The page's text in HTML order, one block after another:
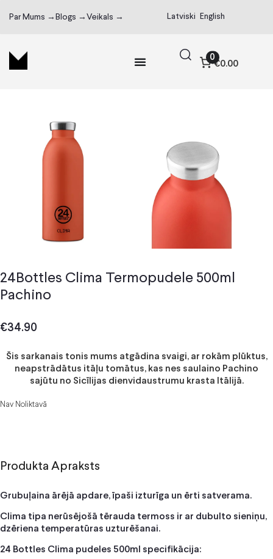
Par Mums → Blogs → Veikals → Latviski English
0
€0.00
24Bottles Clima Termopudele 500ml
Pachino
€34.90
Šis sarkanais tonis mums atgādina svaigi, ar rokām plūktus,
neapstrādātus itāļu tomātus, kas nes saulaino Pachino
sajūtu no Sicīlijas dienvidaustrumu krasta Itālijā.
Nav Noliktavā
Produkta Apraksts
Grubuļaina ārējā apdare, īpaši izturīga un ērti satverama.
Clima tipa nerūsējošā tērauda termoss ir ar dubulto sieniņu,
dzēriena temperatūras uzturēšanai.
24 Bottles Clima pudeles 500ml specifikācija: